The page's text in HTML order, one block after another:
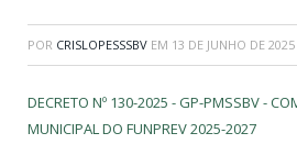
POR CRISLOPESSSBV EM 13 DE JUNHO DE 2025
DECRETO Nº 130-2025 - GP-PMSSBV -
MUNICIPAL DO FUNPREV 2025-2027